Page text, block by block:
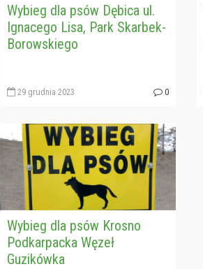
Wybieg dla psów Dębica ul.
Ignacego Lisa, Park Skarbek-
Borowskiego
29 grudnia 2023 0
Wybieg dla psów Krosno
Podkarpacka Węzeł
Guzikówka